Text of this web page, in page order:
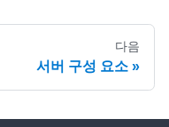
다음
서버 구성 요소